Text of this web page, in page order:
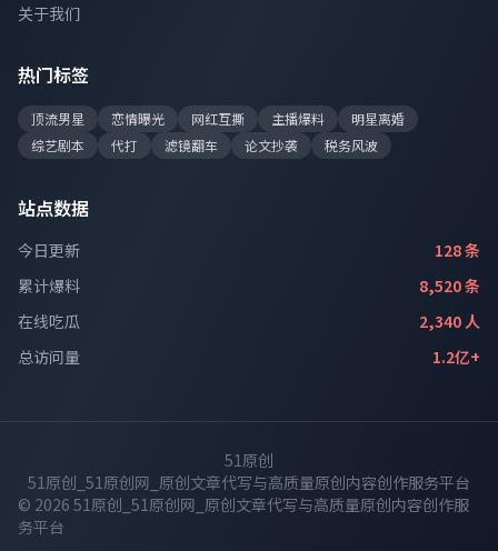
关于我们
热门标签
顶流男星 恋情曝光 网红互撕 主播爆料
明星离婚
综艺剧本
代打 滤镜翻车 论文抄袭 税务风波
站点数据
今日更新
128 条
累计爆料
8,520 条
在线吃瓜
2,340 人
总访问量
1.2亿+
51原创
51原创_51原创网_原创文章代写与高质量原创内容创作服务平台
© 2026 51原创_51原创网_原创文章代写与高质量原创内容创作服
务平台